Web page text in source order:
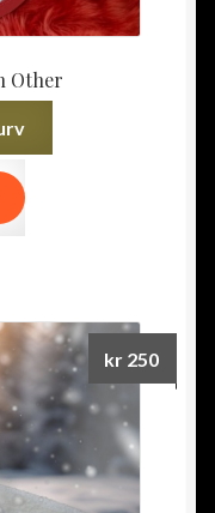
Other
kr 250